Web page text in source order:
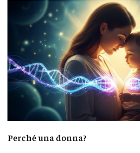
Perché una donna?